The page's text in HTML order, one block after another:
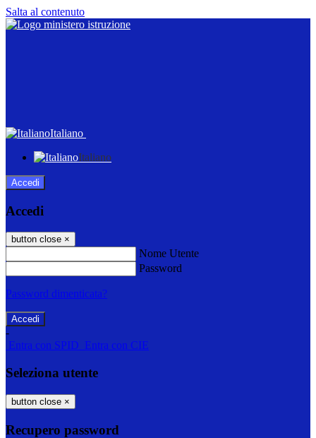
Salta al contenuto
Italiano
Italiano
Accedi
Accedi
button close ×
Nome Utente
Password
Password dimenticata?
-
Entra con SPID Entra con CIE
Seleziona utente
button close ×
Recupero password